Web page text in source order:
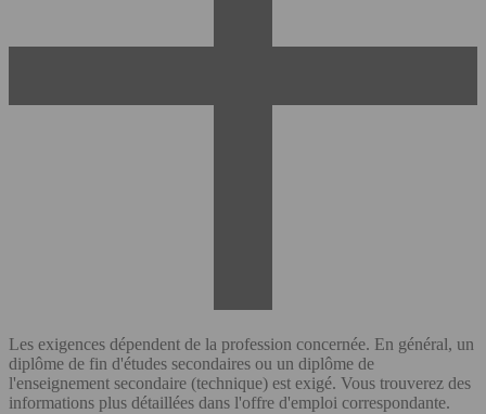
Les exigences dépendent de la profession concernée. En général, un
diplôme de fin d'études secondaires ou un diplôme de
l'enseignement secondaire (technique) est exigé. Vous trouverez des
informations plus détaillées dans l'offre d'emploi correspondante.